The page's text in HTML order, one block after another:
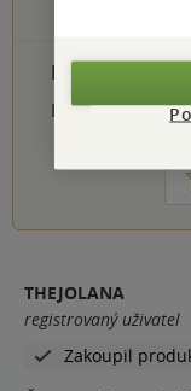
PŘIDEJTE
Hodnocení
THEJOLANA
registrovaný uživatel
Zakoupil